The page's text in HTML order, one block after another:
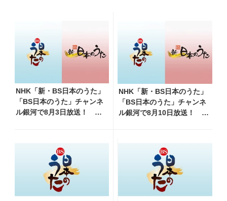
NHK「新・BS日本のうた」
「BS日本のうた」チャンネ
ル銀河で8月3日放送！
他、18:00～鳥羽一郎・氷川
きよし他登場！ 各放送回
の出演者・曲目情報
NHK「新・BS日本のうた」
「BS日本のうた」チャンネ
ル銀河で8月10日放送！
小椋佳・石川さゆり他登
場！ 各放送回の出演者・曲